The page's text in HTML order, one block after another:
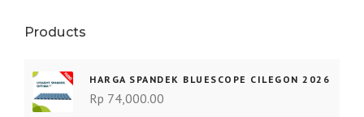
Products
HARGA SPANDEK BLUESCOPE CILEGON 2026
Rp 74,000.00